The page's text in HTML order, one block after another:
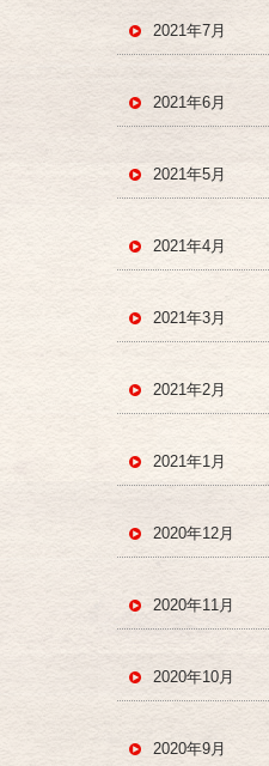
2021年7月
2021年6月
2021年5月
2021年4月
2021年3月
2021年2月
2021年1月
2020年12月
2020年11月
2020年10月
2020年9月